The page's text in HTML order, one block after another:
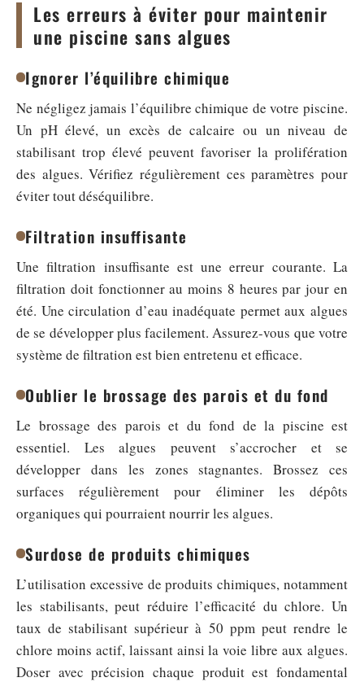
Les erreurs à éviter pour maintenir
une piscine sans algues
Ignorer l’équilibre chimique
Ne négligez jamais l’équilibre chimique de votre piscine.
Un pH élevé, un excès de calcaire ou un niveau de
stabilisant trop élevé peuvent favoriser la prolifération
des algues. Vérifiez régulièrement ces paramètres pour
éviter tout déséquilibre.
Filtration insuffisante
Une filtration insuffisante est une erreur courante. La
filtration doit fonctionner au moins 8 heures par jour en
été. Une circulation d’eau inadéquate permet aux algues
de se développer plus facilement. Assurez-vous que votre
système de filtration est bien entretenu et efficace.
Oublier le brossage des parois et du fond
Le brossage des parois et du fond de la piscine est
essentiel. Les algues peuvent s’accrocher et se
développer dans les zones stagnantes. Brossez ces
surfaces régulièrement pour éliminer les dépôts
organiques qui pourraient nourrir les algues.
Surdose de produits chimiques
L’utilisation excessive de produits chimiques, notamment
les stabilisants, peut réduire l’efficacité du chlore. Un
taux de stabilisant supérieur à 50 ppm peut rendre le
chlore moins actif, laissant ainsi la voie libre aux algues.
Doser avec précision chaque produit est fondamental